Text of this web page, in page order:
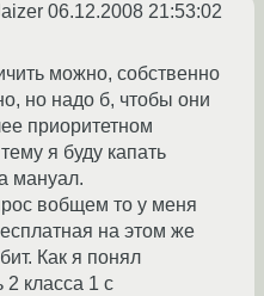
06.12.2008 21:53:02
можно, собственно
но надо б, чтобы они
приоритетном
я буду капать
мануал.
вобщем то у меня
на этом же
Как я понял
2 класса 1 с